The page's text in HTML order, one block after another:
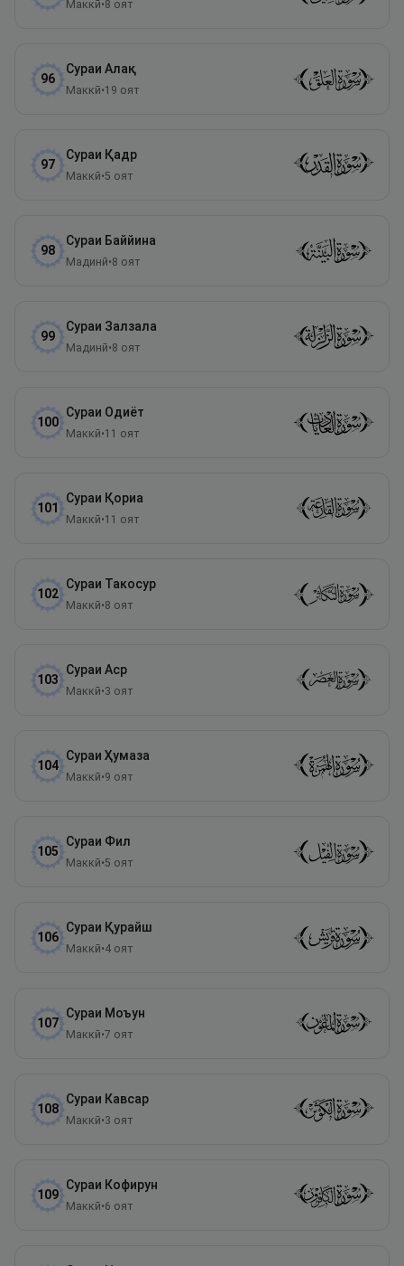
Маккӣ•8 оят
96
Сураи Алақ
Маккӣ•19 оят
97
Сураи Қадр
Маккӣ•5 оят
98
Сураи Баййина
Мадинӣ•8 оят
99
Сураи Залзала
Мадинӣ•8 оят
100
Сураи Одиёт
Маккӣ•11 оят
101
Сураи Қориа
Маккӣ•11 оят
102
Сураи Такосур
Маккӣ•8 оят
103
Сураи Аср
Маккӣ•3 оят
104
Сураи Ҳумаза
Маккӣ•9 оят
105
Сураи Фил
Маккӣ•5 оят
106
Сураи Қурайш
Маккӣ•4 оят
107
Сураи Моъун
Маккӣ•7 оят
108
Сураи Кавсар
Маккӣ•3 оят
109
Сураи Кофирун
Маккӣ•6 оят